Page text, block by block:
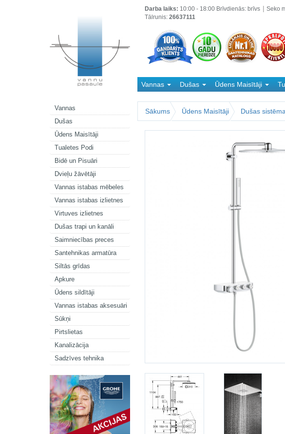
Vannas
Dušas
Ūdens Maisītāji
Tualetes Podi
Bidē un Pisuāri
Dvieļu žāvētāji
Vannas istabas mēbeles
Vannas istabas izlietnes
Virtuves izlietnes
Dušas trapi un kanāli
Saimniecības preces
Santehnikas armatūra
Siltās grīdas
Apkure
Ūdens sildītāji
Vannas istabas aksesuāri
Sūkņi
Pirtslietas
Kanalizācija
Sadzīves tehnika
Darba laiks: 10:00 - 18:00 Brīvdienās: brīvs
Tālrunis: 26637111
Seko
Vannas Dušas Ūdens Maisītāji
Sākums
Ūdens Maisītāji Dušas